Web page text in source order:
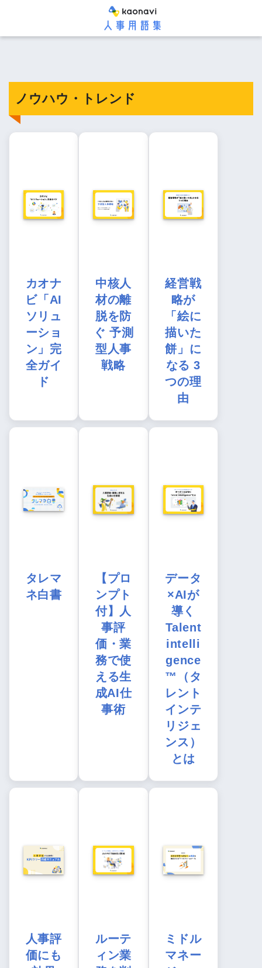
ノウハウ・トレンド
カオナ
ビ「AI
ソリュ
ーショ
ン」完
全ガイ
ド
中核人
材の離
脱を防
ぐ 予測
型人事
戦略
経営戦
略が
「絵に
描いた
餅」に
なる 3
つの理
由
タレマ
ネ白書
【プロ
ンプト
付】人
事評
価・業
務で使
える生
成AI仕
事術
データ
×AIが
導く
Talent
intelli
gence
™（タ
レント
インテ
リジェ
ンス）
とは
人事評
価にも
ルーテ
ィン業
ミドル
マネー